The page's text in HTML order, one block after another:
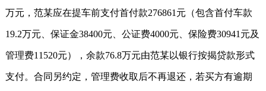
万元，范某应在提车前支付首付款276861元（包含首付车款
19.2万元、保证金38400元、公证费4000元、保险费30941元及
管理费11520元），余款76.8万元由范某以银行按揭贷款形式
支付。合同另约定，管理费收取后不再退还，若买方有逾期